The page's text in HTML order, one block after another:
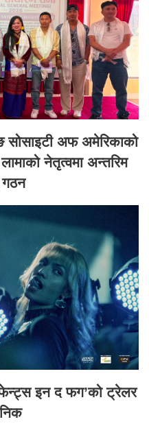
सोसाइटी अफ अमेरिकाको
नेतृत्वमा अन्तरिम
गठन
इन द फग’को ट्रेलर